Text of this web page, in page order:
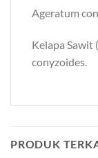
Ageratum
Kelapa Sawit
conyzoides.
PRODUK